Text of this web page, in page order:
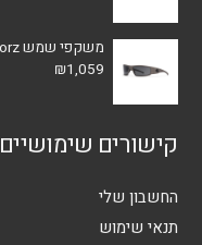
משקפי שמש Gatorz דגם MAGNUM –
₪1,059
קישורים שימושיים
החשבון שלי
תנאי שימוש